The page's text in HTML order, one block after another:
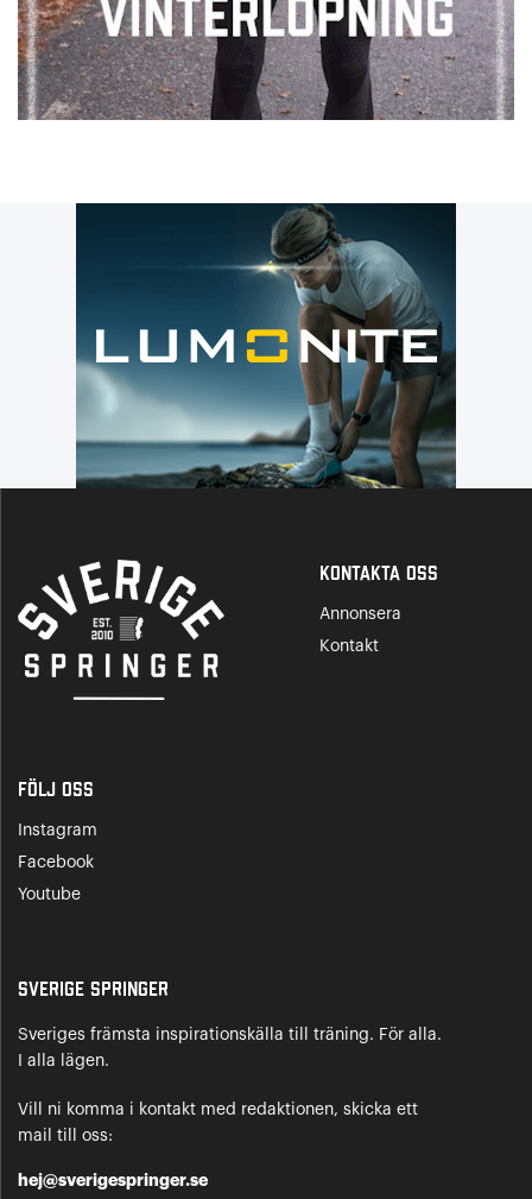
Kontakta Oss
Annonsera
Kontakt
Följ oss
Instagram
Facebook
Youtube
Sverige Springer
Sveriges främsta inspirationskälla till träning. För alla.
I alla lägen.
Vill ni komma i kontakt med redaktionen, skicka ett
mail till oss:
hej@sverigespringer.se